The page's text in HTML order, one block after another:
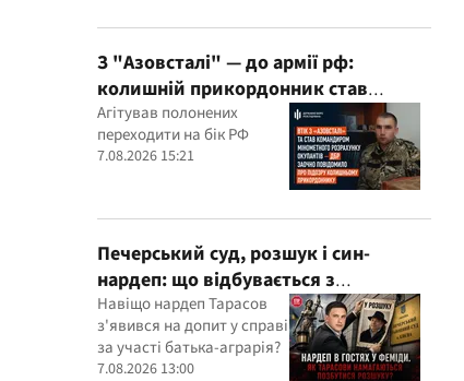
ринкову
З "Азовсталі" — до армії рф:
колишній прикордонник став
командиром мінометного
розрахунку окупантів
Агітував полонених
переходити на бік РФ
7.08.2026 15:21
Печерський суд, розшук і син-
нардеп: що відбувається з
кримінальними провадженнями за
участі агробарона Тарасова?
Навіщо нардеп Тарасов
з'явився на допит у справі
за участі батька-аграрія?
7.08.2026 13:00